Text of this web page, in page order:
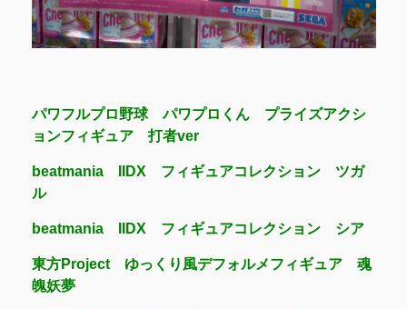
パワフルプロ野球 パワプロくん プライズアクシ
ョンフィギュア 打者ver
beatmania IIDX フィギュアコレクション ツガ
ル
beatmania IIDX フィギュアコレクション シア
東方Project ゆっくり風デフォルメフィギュア 魂
魄妖夢